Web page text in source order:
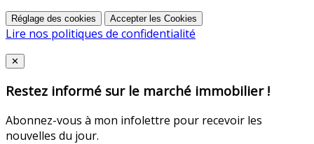
Réglage des cookies Accepter les Cookies
Lire nos politiques de confidentialité
Close
✕
Restez informé sur le marché immobilier !
Abonnez-vous à mon infolettre pour recevoir les
nouvelles du jour.